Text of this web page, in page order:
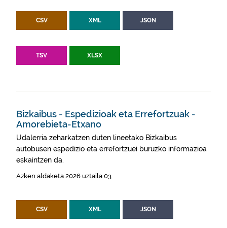
CSV XML JSON
TSV XLSX
Bizkaibus - Espedizioak eta Errefortzuak -
Amorebieta-Etxano
Udalerria zeharkatzen duten lineetako Bizkaibus
autobusen espedizio eta errefortzuei buruzko informazioa
eskaintzen da.
Azken aldaketa 2026 uztaila 03
CSV XML JSON